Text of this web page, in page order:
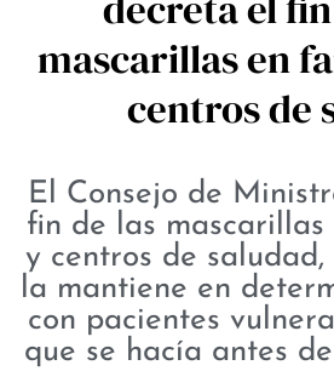
mascarillas en
centros de
El Consejo de
fin de las
y centros de
la mantiene en
con pacientes
que se hacía antes